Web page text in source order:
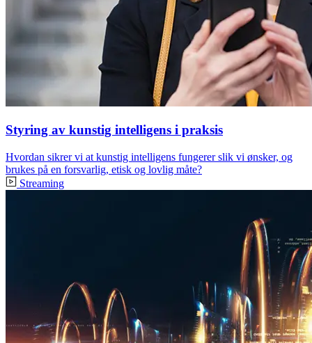
Styring av kunstig intelligens i praksis
Hvordan sikrer vi at kunstig intelligens fungerer slik vi ønsker, og
brukes på en forsvarlig, etisk og lovlig måte?
Streaming